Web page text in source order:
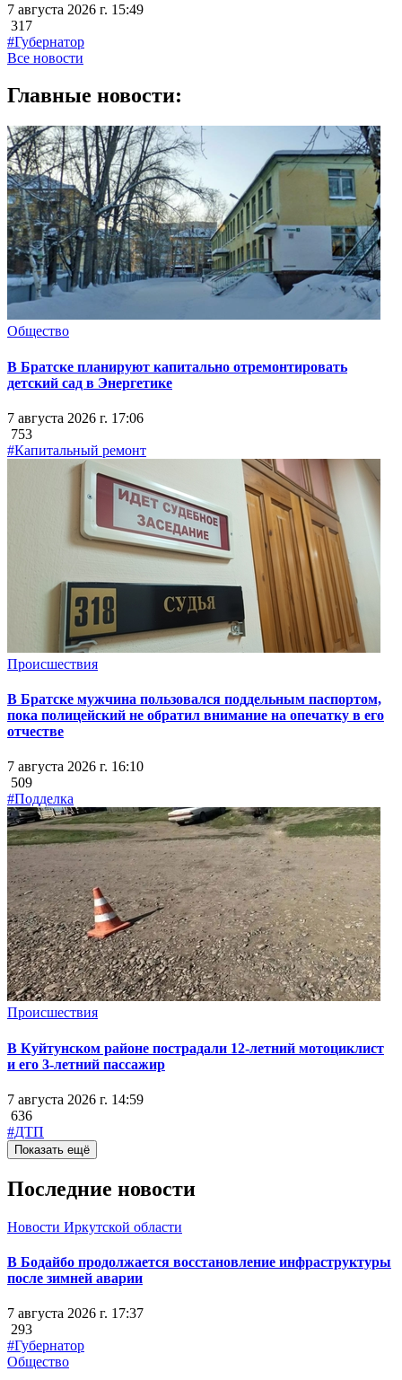
7 августа 2026 г. 15:49
317
#Губернатор
Все новости
Главные новости:
Общество
В Братске планируют капитально отремонтировать
детский сад в Энергетике
7 августа 2026 г. 17:06
753
#Капитальный ремонт
Происшествия
В Братске мужчина пользовался поддельным паспортом,
пока полицейский не обратил внимание на опечатку в его
отчестве
7 августа 2026 г. 16:10
509
#Подделка
Происшествия
В Куйтунском районе пострадали 12-летний мотоциклист
и его 3-летний пассажир
7 августа 2026 г. 14:59
636
#ДТП
Показать ещё
Последние новости
Новости Иркутской области
В Бодайбо продолжается восстановление инфраструктуры
после зимней аварии
7 августа 2026 г. 17:37
293
#Губернатор
Общество